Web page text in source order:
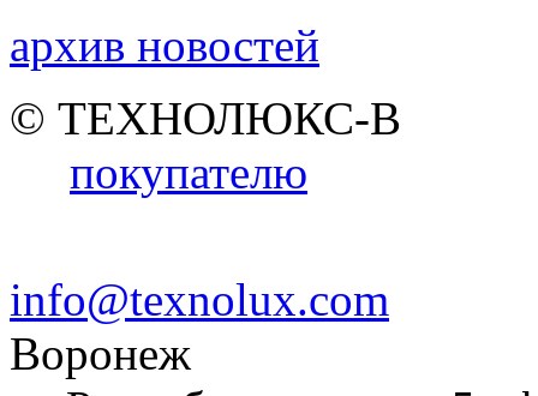
архив новостей
© ТЕХНОЛЮКС-В
покупателю
info@texnolux.com
Воронеж